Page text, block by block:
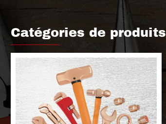
Catégories de produits